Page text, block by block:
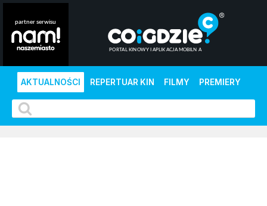
AKTUALNOŚCI REPERTUAR KIN FILMY PREMIERY